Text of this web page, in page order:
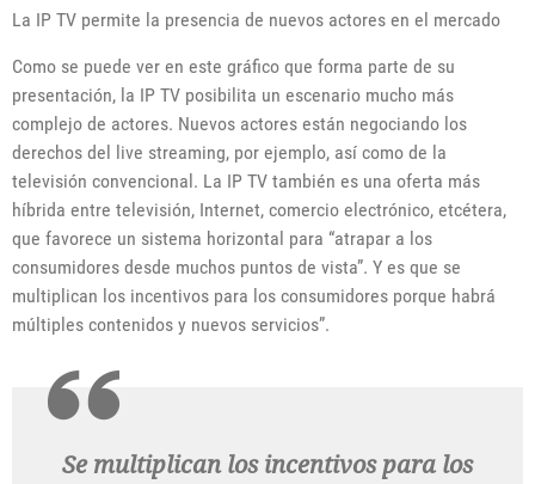
La IP TV permite la presencia de nuevos actores en el mercado
Como se puede ver en este gráfico que forma parte de su
presentación, la IP TV posibilita un escenario mucho más
complejo de actores. Nuevos actores están negociando los
derechos del live streaming, por ejemplo, así como de la
televisión convencional. La IP TV también es una oferta más
híbrida entre televisión, Internet, comercio electrónico, etcétera,
que favorece un sistema horizontal para “atrapar a los
consumidores desde muchos puntos de vista”. Y es que se
multiplican los incentivos para los consumidores porque habrá
múltiples contenidos y nuevos servicios”.
Se multiplican los incentivos para los